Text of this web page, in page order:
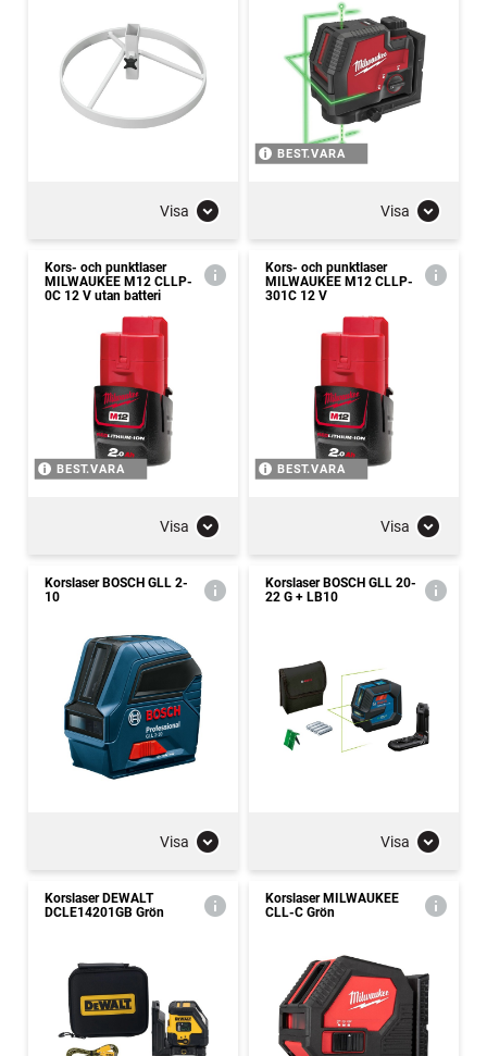
Visa
BEST.VARA
Visa
Kors- och punktlaser
MILWAUKEE M12 CLLP-
0C 12 V utan batteri
BEST.VARA
Visa
Kors- och punktlaser
MILWAUKEE M12 CLLP-
301C 12 V
BEST.VARA
Visa
Korslaser BOSCH GLL 2-
10
Visa
Korslaser BOSCH GLL 20-
22 G + LB10
Visa
Korslaser DEWALT
DCLE14201GB Grön
Korslaser MILWAUKEE
CLL-C Grön